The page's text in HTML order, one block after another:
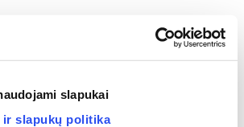
slapukai
ir slapukų politika